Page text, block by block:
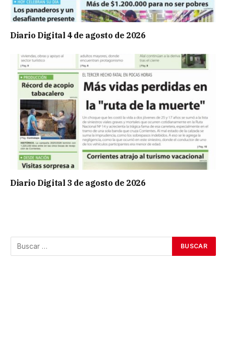
Diario Digital 4 de agosto de 2026
Diario Digital 3 de agosto de 2026